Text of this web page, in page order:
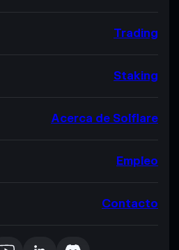
Trading
Staking
Acerca de Solflare
Empleo
Contacto